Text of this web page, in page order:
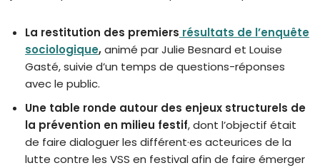
La restitution des premiers résultats de l’enquête
sociologique,animé par Julie Besnard et Louise
Gasté, suivie d’un temps de questions-réponses
avec le public.
Une table ronde autour des enjeux structurels de
la prévention en milieu festif, dont l’objectif était
de faire dialoguer les différent·es acteurices de la
lutte contre les VSS en festival afin de faire émerger